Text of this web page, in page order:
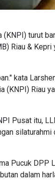
turut
Riau &
kata
(KNPI) Riau
Pusat itu,
Pucuk DPP
dalam